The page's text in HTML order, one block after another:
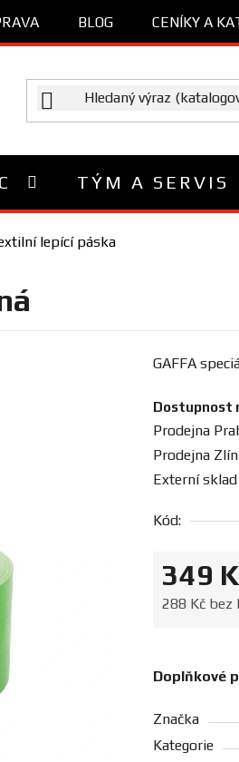
BLOG CENÍKY A
TÝM A SERVIS
lepící páska
GAFFA
Dostupnost
Prodejna Zlín
Prodejna
Externí sklad
Kód:
349
288 Kč bez
Doplňkové
Značka
Kategorie